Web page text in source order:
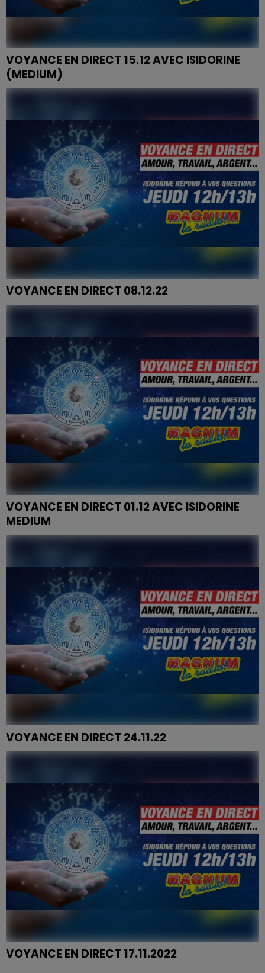
VOYANCE EN DIRECT 15.12 AVEC ISIDORINE
(MEDIUM)
VOYANCE EN DIRECT 08.12.22
Audrey, Sabrina, Stéphanie, Angélique, Anne-Marie,
VOYANCE EN DIRECT 01.12 AVEC ISIDORINE
MEDIUM
Karine, Eddy, Sandra, Angélique, Anne, Brigitte,
VOYANCE EN DIRECT 24.11.22
Magali, Sandrine, Juliette, Valérie, Olivier, Romain,
VOYANCE EN DIRECT 17.11.2022